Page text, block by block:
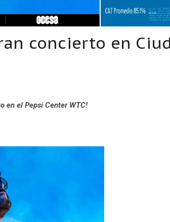
concierto en
en el Pepsi Center WTC!